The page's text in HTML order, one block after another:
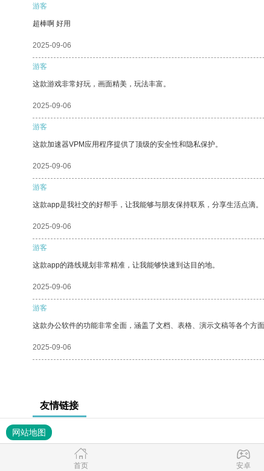
游客
超棒啊 好用
2025-09-06
游客
这款游戏非常好玩，画面精美，玩法丰富。
2025-09-06
游客
这款加速器VPM应用程序提供了顶级的安全性和隐私保护。
2025-09-06
游客
这款app是我社交的好帮手，让我能够与朋友保持联系，分享生活点滴。
2025-09-06
游客
这款app的路线规划非常精准，让我能够快速到达目的地。
2025-09-06
游客
这款办公软件的功能非常全面，涵盖了文档、表格、演示文稿等各个方
2025-09-06
友情链接
网站地图
首页 安卓